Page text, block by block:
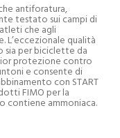
antiforatura,
testato sui campi di
che agli
L’eccezionale qualità
per biciclette da
protezione contro
e consente di
con START
FIMO per la
contiene ammoniaca.